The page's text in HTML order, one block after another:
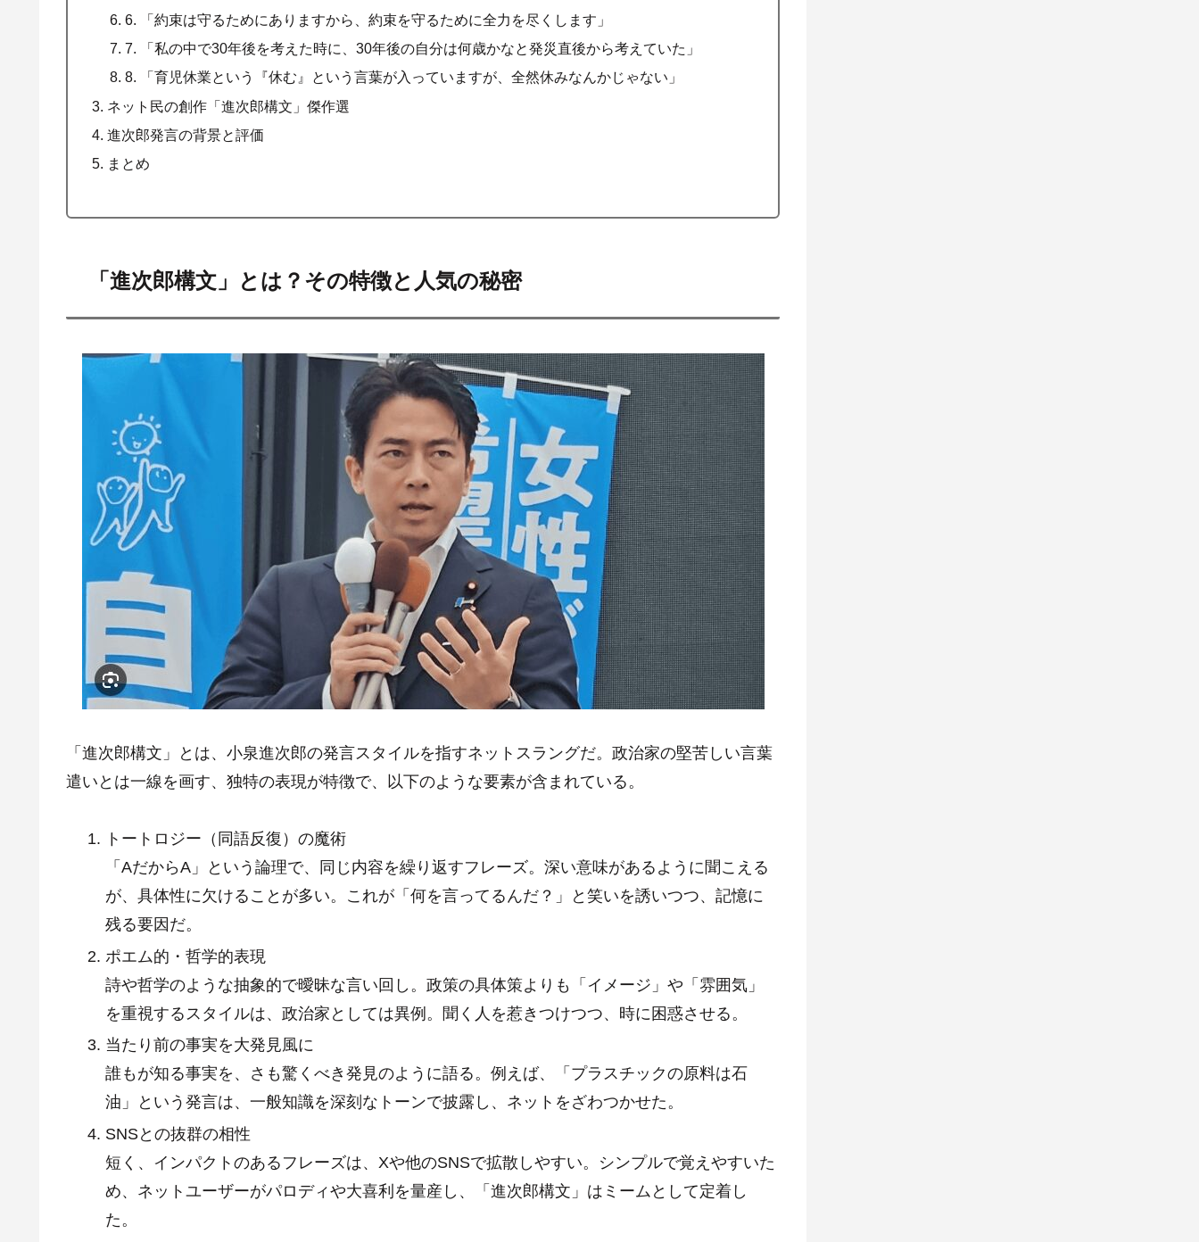
6. 「約束は守るためにありますから、約束を守るために全力を尽くします」
7. 「私の中で30年後を考えた時に、30年後の自分は何歳かなと発災直後から考えていた」
8. 「育児休業という『休む』という言葉が入っていますが、全然休みなんかじゃない」
ネット民の創作「進次郎構文」傑作選
進次郎発言の背景と評価
まとめ
「進次郎構文」とは？その特徴と人気の秘密
「進次郎構文」とは、小泉進次郎の発言スタイルを指すネットスラングだ。政治家の堅苦しい言葉
遣いとは一線を画す、独特の表現が特徴で、以下のような要素が含まれている。
トートロジー（同語反復）の魔術
「AだからA」という論理で、同じ内容を繰り返すフレーズ。深い意味があるように聞こえる
が、具体性に欠けることが多い。これが「何を言ってるんだ？」と笑いを誘いつつ、記憶に
残る要因だ。
ポエム的・哲学的表現
詩や哲学のような抽象的で曖昧な言い回し。政策の具体策よりも「イメージ」や「雰囲気」
を重視するスタイルは、政治家としては異例。聞く人を惹きつけつつ、時に困惑させる。
当たり前の事実を大発見風に
誰もが知る事実を、さも驚くべき発見のように語る。例えば、「プラスチックの原料は石
油」という発言は、一般知識を深刻なトーンで披露し、ネットをざわつかせた。
SNSとの抜群の相性
短く、インパクトのあるフレーズは、Xや他のSNSで拡散しやすい。シンプルで覚えやすいた
め、ネットユーザーがパロディや大喜利を量産し、「進次郎構文」はミームとして定着し
た。